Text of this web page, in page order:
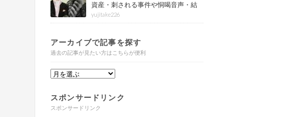
資産・刺される事件や恫喝音声・結
婚と子供や自宅・脳梗塞の病気もま
とめ
yujitake226
アーカイブで記事を探す
過去の記事が見たい方はこちらが便利
スポンサードリンク
スポンサードリンク